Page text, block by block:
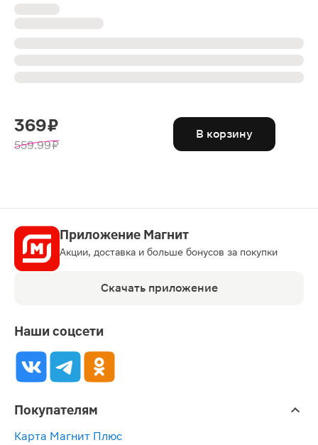
369 ₽
559.99 ₽
В корзину
Приложение Магнит
Акции, доставка и больше бонусов за покупки
Скачать приложение
Наши соцсети
Покупателям
Карта Магнит Плюс